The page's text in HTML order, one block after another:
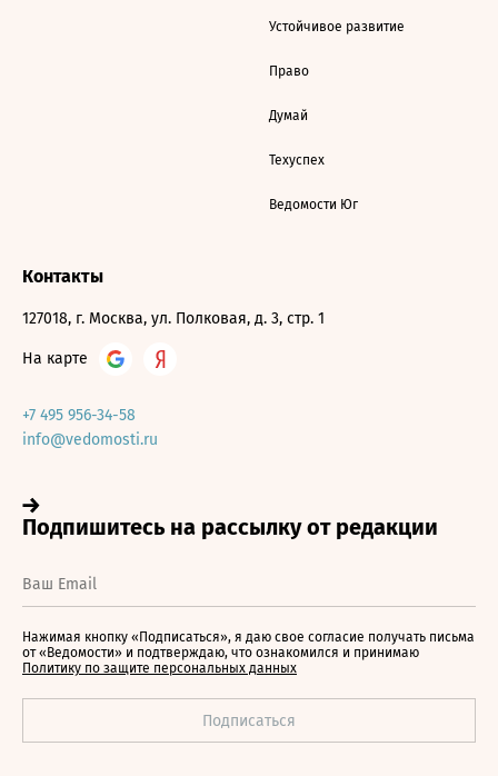
Устойчивое развитие
Право
Думай
Техуспех
Ведомости Юг
Контакты
127018, г. Москва, ул. Полковая, д. 3, стр. 1
На карте
+7 495 956-34-58
info@vedomosti.ru
Нажимая кнопку «Подписаться», я даю свое согласие получать письма
от «Ведомости» и подтверждаю, что ознакомился и принимаю
Политику по защите персональных данных